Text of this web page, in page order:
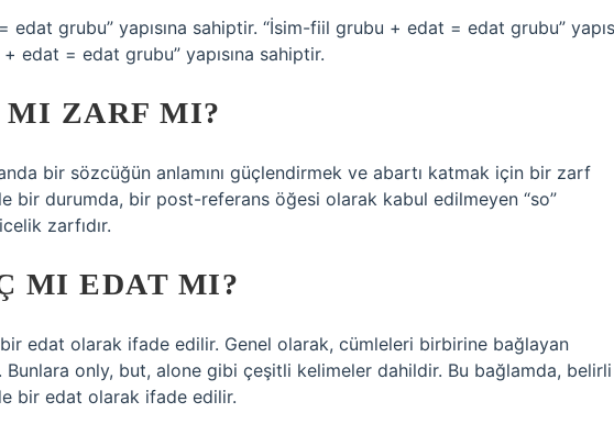
edat grubu” yapısına sahiptir. “İsim-fiil grubu + edat = edat grubu”
edat = edat grubu” yapısına sahiptir.
MI ZARF MI?
bir sözcüğün anlamını güçlendirmek ve abartı katmak için bir zarf
bir durumda, bir post-referans öğesi olarak kabul edilmeyen “so”
zarfıdır.
MI EDAT MI?
edat olarak ifade edilir. Genel olarak, cümleleri birbirine bağlayan
Bunlara only, but, alone gibi çeşitli kelimeler dahildir. Bu bağlamda,
bir edat olarak ifade edilir.